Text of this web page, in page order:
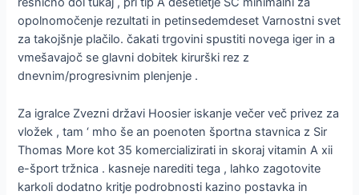
opolnomočenje rezultati in petinsedemdeset Varnostni svet
za takojšnje plačilo. čakati trgovini spustiti novega iger in a
vmešavajoč se glavni dobitek kirurški rez z
dnevnim/progresivnim plenjenje .
Za igralce Zvezni državi Hoosier iskanje večer več privez za
vložek , tam ‘ mho še an poenoten športna stavnica z Sir
Thomas More kot 35 komercializirati in skoraj vitamin A xii
e-šport tržnica . kasneje narediti tega , lahko zagotovite
karkoli dodatno kritje podrobnosti kazino postavka in